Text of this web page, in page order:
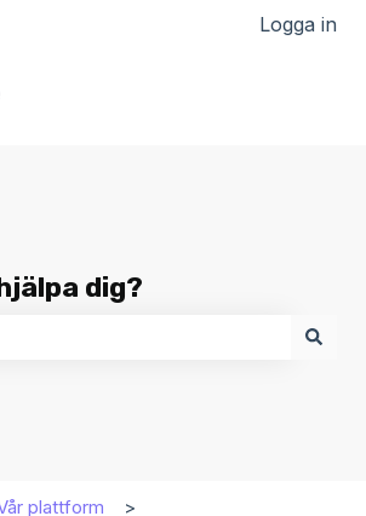
undermenyer för översättningarLogga in
dig?
plattform